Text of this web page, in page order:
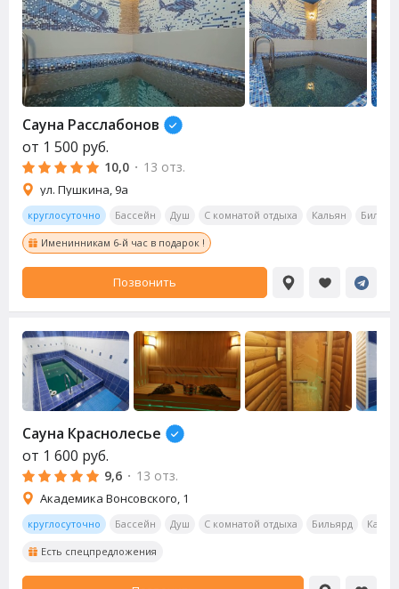
Сауна Расслабонов
от 1 500 руб.
10,0 · 13 отз.
ул. Пушкина, 9а
круглосуточно Бассейн Душ С комнатой отдыха Кальян
Именинникам 6-й час в подарок !
Позвонить
Сауна Краснолесье
от 1 600 руб.
9,6 · 13 отз.
Академика Вонсовского, 1
круглосуточно Бассейн Душ С комнатой отдыха Бильярд
Есть спецпредложения